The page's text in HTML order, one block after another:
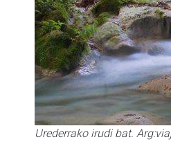
Urederrako irudi bat.